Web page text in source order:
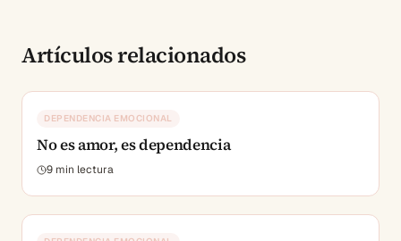
Artículos relacionados
DEPENDENCIA EMOCIONAL
No es amor, es dependencia
9 min lectura